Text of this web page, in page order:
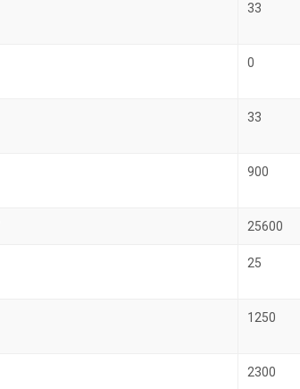
33
0
33
900
25600
25
1250
2300